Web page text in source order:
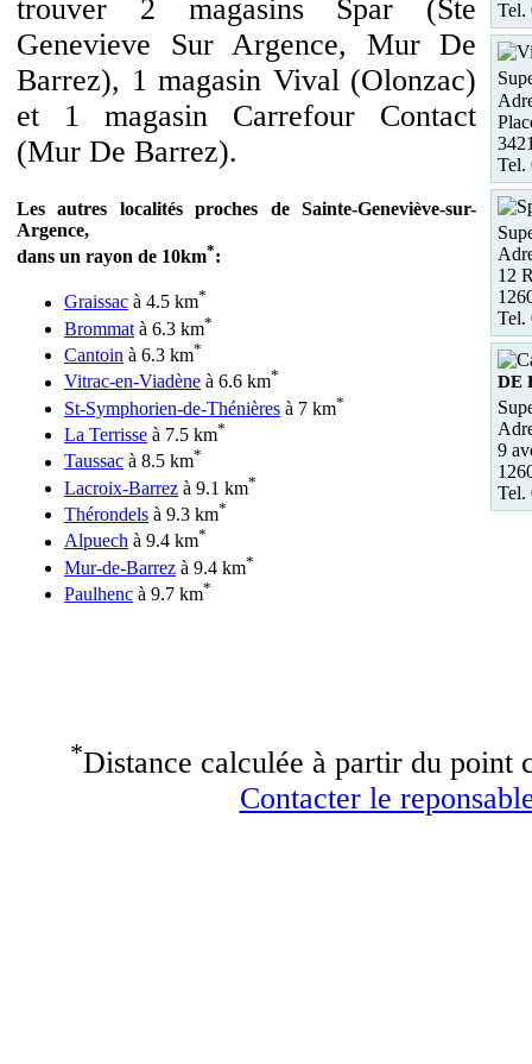
trouver 2 magasins Spar (Ste
Genevieve Sur Argence, Mur De
Barrez), 1 magasin Vival (Olonzac)
et 1 magasin Carrefour Contact
(Mur De Barrez).
Les autres localités proches de Sainte-Geneviève-sur-
Argence,
dans un rayon de 10km*:
Graissac à 4.5 km*
Brommat à 6.3 km*
Cantoin à 6.3 km*
Vitrac-en-Viadène à 6.6 km*
St-Symphorien-de-Thénières à 7 km*
La Terrisse à 7.5 km*
Taussac à 8.5 km*
Lacroix-Barrez à 9.1 km*
Thérondels à 9.3 km*
Alpuech à 9.4 km*
Mur-de-Barrez à 9.4 km*
Paulhenc à 9.7 km*
Tel.
Tel.
12
Tel.
DE
9
Tel.
*Distance calculée à partir du point
Contacter le